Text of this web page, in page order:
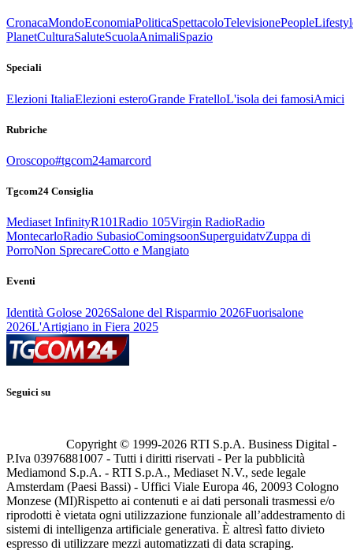
CronacaMondoEconomiaPoliticaSpettacoloTelevisionePeople
PlanetCulturaSaluteScuolaAnimaliSpazio
Speciali
Elezioni ItaliaElezioni esteroGrande FratelloL'isola dei famosiAmici
Rubriche
Oroscopo#tgcom24amarcord
Tgcom24 Consiglia
Mediaset InfinityR101Radio 105Virgin RadioRadio
MontecarloRadio SubasioComingsoonSuperguidatvZuppa di
PorroNon SprecareCotto e Mangiato
Eventi
Identità Golose 2026Salone del Risparmio 2026Fuorisalone
2026L'Artigiano in Fiera 2025
Seguici su
Copyright © 1999-2026 RTI S.p.A. Business Digital -
P.Iva 03976881007 - Tutti i diritti riservati - Per la pubblicità
Mediamond S.p.A. - RTI S.p.A., Mediaset N.V., sede legale
Amsterdam (Paesi Bassi) - Uffici Viale Europa 46, 20093 Cologno
Monzese (MI)Rispetto ai contenuti e ai dati personali trasmessi e/o
riprodotti è vietata ogni utilizzazione funzionale all’addestramento di
sistemi di intelligenza artificiale generativa. È altresì fatto divieto
espresso di utilizzare mezzi automatizzati di data scraping.